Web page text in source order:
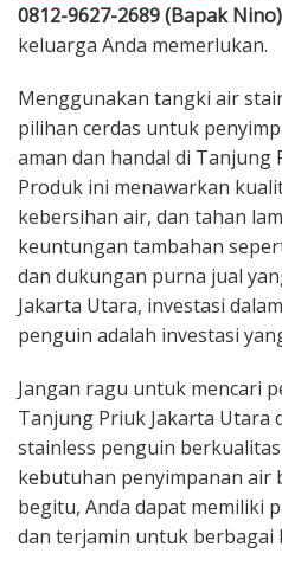
0812-9627-2689 (Bapak Nino)
keluarga Anda memerlukan.
Menggunakan tangki air
pilihan cerdas untuk
aman dan handal di Tanjung
Produk ini menawarkan
kebersihan air, dan tahan
keuntungan tambahan
dan dukungan purna jual
Jakarta Utara, investasi
penguin adalah investasi
Jangan ragu untuk mencari
Tanjung Priuk Jakarta Utara
stainless penguin
kebutuhan penyimpanan air
begitu, Anda dapat memiliki
dan terjamin untuk berbagai